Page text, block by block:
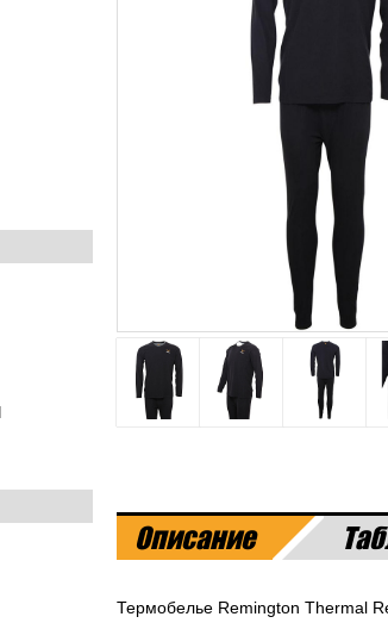
Описание
Термобелье Remington Thermal